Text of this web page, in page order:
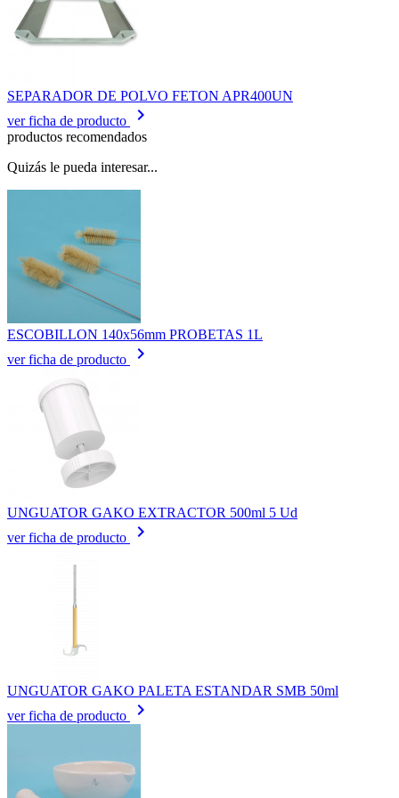
SEPARADOR DE POLVO FETON APR400UN
ver ficha de producto
keyboard_arrow_right
productos recomendados
Quizás le pueda interesar...
ESCOBILLON 140x56mm PROBETAS 1L
ver ficha de producto
keyboard_arrow_right
UNGUATOR GAKO EXTRACTOR 500ml 5 Ud
ver ficha de producto
keyboard_arrow_right
UNGUATOR GAKO PALETA ESTANDAR SMB 50ml
ver ficha de producto
keyboard_arrow_right